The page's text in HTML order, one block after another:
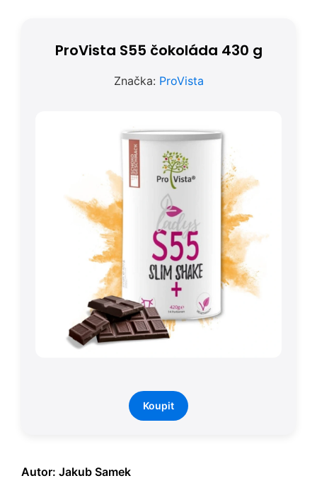
ProVista S55 čokoláda 430 g
Značka: ProVista
Koupit
Autor: Jakub Samek